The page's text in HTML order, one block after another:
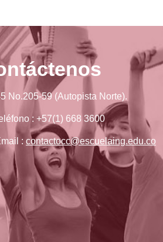
No.205-59 (Autopista Norte).
: +57(1) 668 3600
: contactocc@escuelaing.edu.co